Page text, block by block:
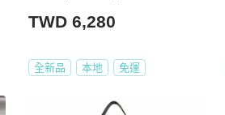
TWD 6,280
全新品 本地 免運